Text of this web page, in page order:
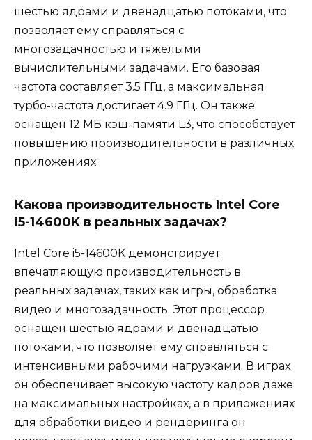
шестью ядрами и двенадцатью потоками, что
позволяет ему справляться с
многозадачностью и тяжелыми
вычислительными задачами. Его базовая
частота составляет 3.5 ГГц, а максимальная
турбо-частота достигает 4.9 ГГц. Он также
оснащен 12 МБ кэш-памяти L3, что способствует
повышению производительности в различных
приложениях.
Какова производительность Intel Core
i5-14600K в реальных задачах?
Intel Core i5-14600K демонстрирует
впечатляющую производительность в
реальных задачах, таких как игры, обработка
видео и многозадачность. Этот процессор
оснащён шестью ядрами и двенадцатью
потоками, что позволяет ему справляться с
интенсивными рабочими нагрузками. В играх
он обеспечивает высокую частоту кадров даже
на максимальных настройках, а в приложениях
для обработки видео и рендеринга он